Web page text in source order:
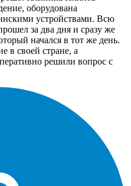
оборудована
устройствами. Всю
за два дня и сразу же
начался в тот же день.
в своей стране, а
решили вопрос с